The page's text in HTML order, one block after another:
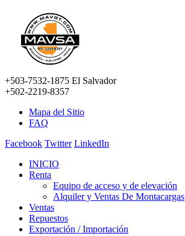
+503-7532-1875 El Salvador
+502-2219-8357
Mapa del Sitio
FAQ
Facebook Twitter LinkedIn
INICIO
Renta
Equipo de acceso y de elevación
Alquiler y Ventas De Montacargas
Ventas
Repuestos
Exportación / Importación